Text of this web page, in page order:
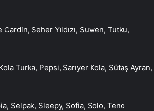
Seher Yıldızı, Suwen, Tutku,
Turka, Pepsi, Sarıyer Kola, Sütaş Ayran,
Selpak, Sleepy, Sofia, Solo, Teno